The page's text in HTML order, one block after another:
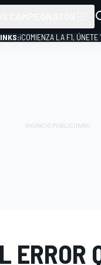
¡COMIENZA LA F1,
ERROR